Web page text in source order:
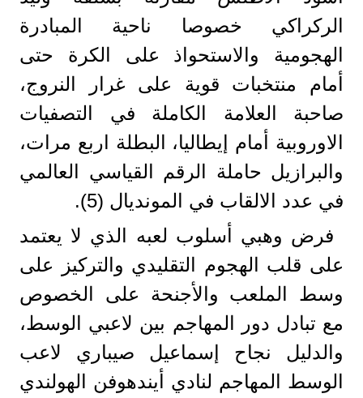
الركراكي خصوصا ناحية المبادرة
الهجومية والاستحواذ على الكرة حتى
أمام منتخبات قوية على غرار النروج،
صاحبة العلامة الكاملة في التصفيات
الاوروبية أمام إيطاليا، البطلة اربع مرات،
والبرازيل حاملة الرقم القياسي العالمي
في عدد الالقاب في المونديال (5).
فرض وهبي أسلوب لعبه الذي لا يعتمد
على قلب الهجوم التقليدي والتركيز على
وسط الملعب والأجنحة على الخصوص
مع تبادل دور المهاجم بين لاعبي الوسط،
والدليل نجاح إسماعيل صيباري لاعب
الوسط المهاجم لنادي أيندهوفن الهولندي